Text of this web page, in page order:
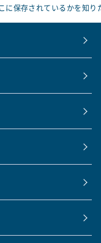
に保存されているかを知り